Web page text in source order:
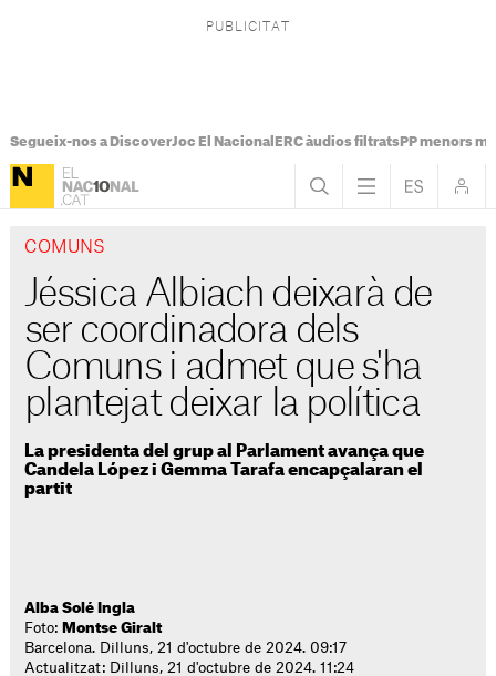
Segueix-nos a DiscoverJoc El Nacional ERC àudios filtratsPP menors
COMUNS
Jéssica Albiach deixarà de
ser coordinadora dels
Comuns i admet que s'ha
plantejat deixar la política
La presidenta del grup al Parlament avança que
Candela López i Gemma Tarafa encapçalaran el
partit
Alba Solé Ingla
Foto: Montse Giralt
Barcelona. Dilluns, 21 d'octubre de 2024. 09:17
Actualitzat: Dilluns, 21 d'octubre de 2024. 11:24